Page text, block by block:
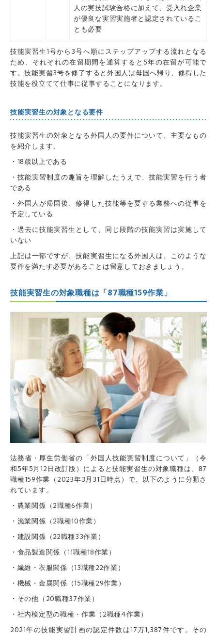
人の実技試験合格に加えて、受入れ企業
が優良な実習実施者と認定されているこ
とも必要
技能実習生1号から3号へ順にステップアップする流れとなる
ため、それぞれの在留期間を通算すると5年の在留が可能で
す。技能実習3号を修了すると外国人は母国へ帰り、修得した
技能を役立てて仕事に従事することになります。
技能実習生の対象となる要件
技能実習生の対象となる外国人の要件について、主要なもの
を紹介します。
・18歳以上である
・技能実習制度の趣旨を理解したうえで、技能実習を行う者
である
・外国人が帰国後、修得した技能等を要する業務への従事を
予定している
・過去に技能実習生として、同じ段階の技能実習は実施して
いない
上記は一部ですが、技能実習生になる外国人は、このような
要件を満たす必要があることは留意しておきましょう。
技能実習生の対象職種は「87職種159作業」
法務省・厚生労働省の「外国人技能実習制度について」（令
和5年5月12日改訂版）によると技能実習生の対象職種は、87
職種159作業（2023年3月31日時点）で、以下のように分類さ
れています。
・農業関係（2職種6作業）
・漁業関係（2職種10作業）
・建設関係（22職種33作業）
・食品製造関係（11職種18作業）
・繊維・衣服関係（13職種22作業）
・機械・金属関係（15職種29作業）
・その他（20職種37作業）
・社内検定型の職種・作業（2職種4作業）
2021年の技能実習計画の認定件数は17万1,387件です。その